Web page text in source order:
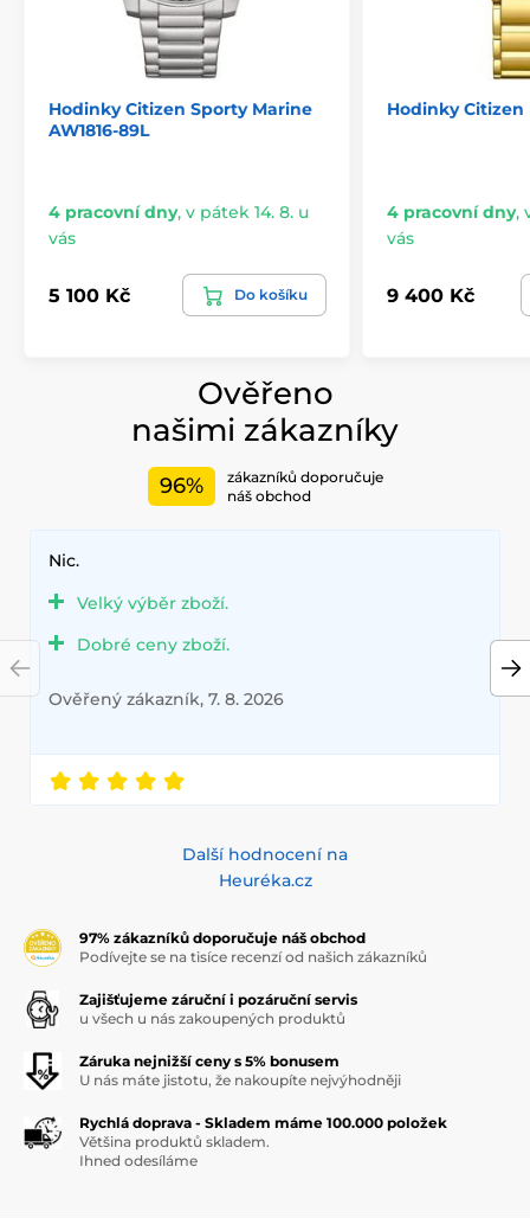
Hodinky Citizen Sporty Marine
AW1816-89L
4 pracovní dny, v pátek 14. 8. u
vás
5 100 Kč Do košíku
Hodinky Citizen
4 pracovní dny,
vás
9 400 Kč
Ověřeno
našimi zákazníky
96%
zákazníků doporučuje
náš obchod
Nic.
Velký výběr zboží.
Dobré ceny zboží.
Ověřený zákazník, 7. 8. 2026
Další hodnocení na
Heuréka.cz
97% zákazníků doporučuje náš obchod
Podívejte se na tisíce recenzí od našich zákazníků
Zajišťujeme záruční i pozáruční servis
u všech u nás zakoupených produktů
Záruka nejnižší ceny s 5% bonusem
U nás máte jistotu, že nakoupíte nejvýhodněji
Rychlá doprava - Skladem máme 100.000 položek
Většina produktů skladem.
Ihned odesíláme